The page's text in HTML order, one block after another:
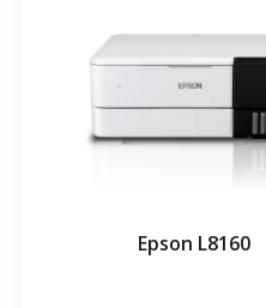
Epson L8160